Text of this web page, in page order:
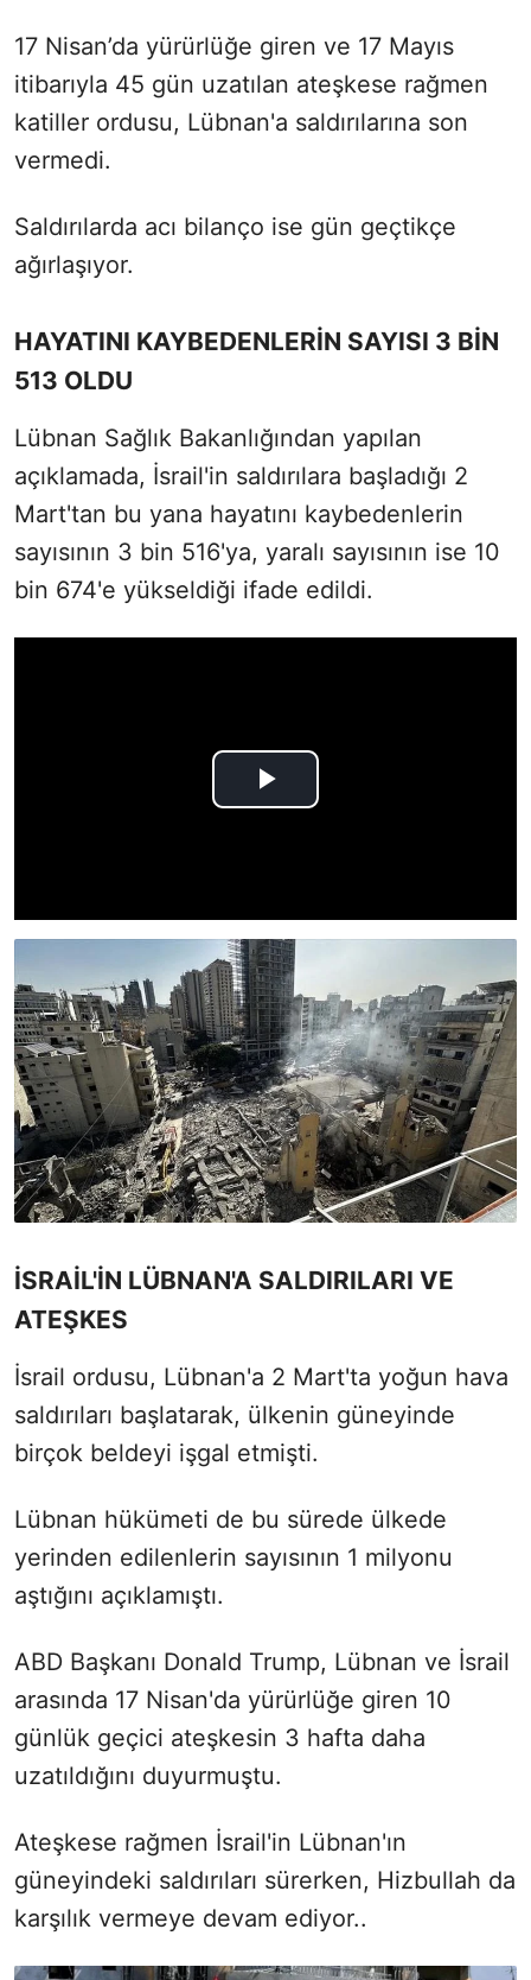
17 Nisan’da yürürlüğe giren ve 17 Mayıs
itibarıyla 45 gün uzatılan ateşkese rağmen
katiller ordusu, Lübnan'a saldırılarına son
vermedi.
Saldırılarda acı bilanço ise gün geçtikçe
ağırlaşıyor.
HAYATINI KAYBEDENLERİN SAYISI 3 BİN
513 OLDU
Lübnan Sağlık Bakanlığından yapılan
açıklamada, İsrail'in saldırılara başladığı 2
Mart'tan bu yana hayatını kaybedenlerin
sayısının 3 bin 516'ya, yaralı sayısının ise 10
bin 674'e yükseldiği ifade edildi.
İSRAİL'İN LÜBNAN'A SALDIRILARI VE
ATEŞKES
İsrail ordusu, Lübnan'a 2 Mart'ta yoğun hava
saldırıları başlatarak, ülkenin güneyinde
birçok beldeyi işgal etmişti.
Lübnan hükümeti de bu sürede ülkede
yerinden edilenlerin sayısının 1 milyonu
aştığını açıklamıştı.
ABD Başkanı Donald Trump, Lübnan ve İsrail
arasında 17 Nisan'da yürürlüğe giren 10
günlük geçici ateşkesin 3 hafta daha
uzatıldığını duyurmuştu.
Ateşkese rağmen İsrail'in Lübnan'ın
güneyindeki saldırıları sürerken, Hizbullah da
karşılık vermeye devam ediyor..